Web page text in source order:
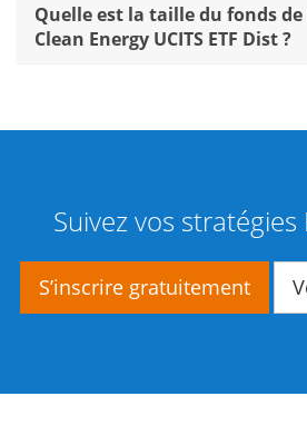
Quelle est la taille du fonds de
Clean Energy UCITS ETF Dist ?
Suivez vos stratégies
S’inscrire gratuitement